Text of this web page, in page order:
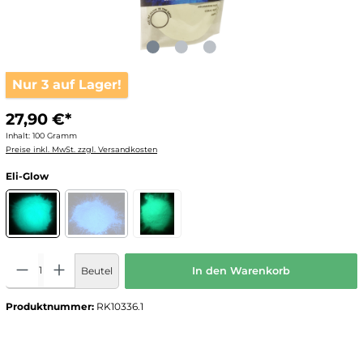
Nur 3 auf Lager!
27,90 €*
Inhalt: 100 Gramm
Preise inkl. MwSt. zzgl. Versandkosten
Eli-Glow
Beutel In den Warenkorb
Produktnummer: RK10336.1